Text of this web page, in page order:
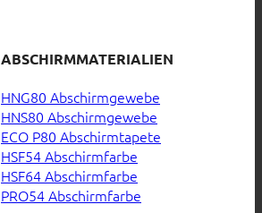
ABSCHIRMMATERIALIEN
HNG80 Abschirmgewebe
HNS80 Abschirmgewebe
ECO P80 Abschirmtapete
HSF54 Abschirmfarbe
HSF64 Abschirmfarbe
PRO54 Abschirmfarbe